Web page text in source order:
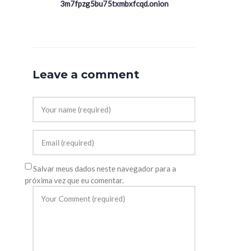
3m7fpzg5bu75txmbxfcqd.onion
Leave a comment
Salvar meus dados neste navegador para a
próxima vez que eu comentar.